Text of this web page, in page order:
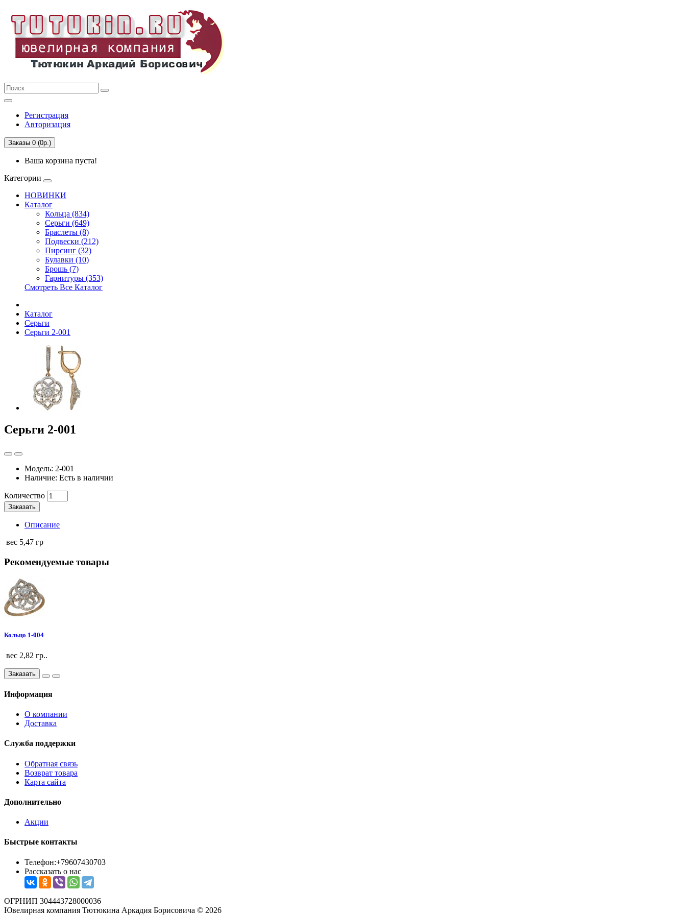
Регистрация
Авторизация
Заказы 0 (0р.)
Ваша корзина пуста!
Категории
НОВИНКИ
Каталог
Кольца (834)
Серьги (649)
Браслеты (8)
Подвески (212)
Пирсинг (32)
Булавки (10)
Брошь (7)
Гарнитуры (353)
Смотреть Все Каталог
Каталог
Серьги
Серьги 2-001
Серьги 2-001
Модель: 2-001
Наличие: Есть в наличии
Количество
Заказать
Описание
вес 5,47 гр
Рекомендуемые товары
Кольцо 1-004
вес 2,82 гр..
Заказать
Информация
О компании
Доставка
Служба поддержки
Обратная связь
Возврат товара
Карта сайта
Дополнительно
Акции
Быстрые контакты
Телефон:+79607430703
Рассказать о нас
ОГРНИП 304443728000036
Ювелирная компания Тютюкина Аркадия Борисовича © 2026